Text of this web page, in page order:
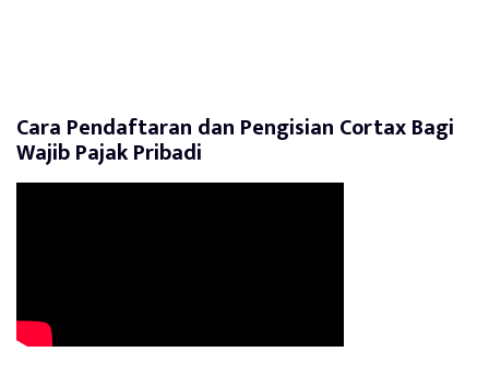
Cara Pendaftaran dan Pengisian Cortax Bagi
Wajib Pajak Pribadi